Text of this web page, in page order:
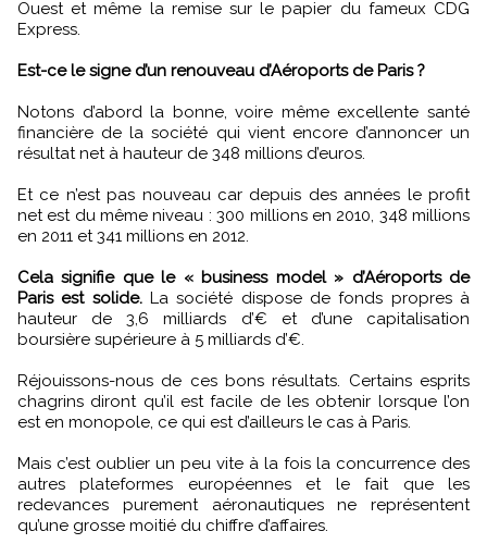
Ouest et même la remise sur le papier du fameux CDG
Express.
Est-ce le signe d’un renouveau d’Aéroports de Paris ?
Notons d’abord la bonne, voire même excellente santé
financière de la société qui vient encore d’annoncer un
résultat net à hauteur de 348 millions d’euros.
Et ce n’est pas nouveau car depuis des années le profit
net est du même niveau : 300 millions en 2010, 348 millions
en 2011 et 341 millions en 2012.
Cela signifie que le « business model » d’Aéroports de
Paris est solide.La société dispose de fonds propres à
hauteur de 3,6 milliards d’€ et d’une capitalisation
boursière supérieure à 5 milliards d’€.
Réjouissons-nous de ces bons résultats. Certains esprits
chagrins diront qu’il est facile de les obtenir lorsque l’on
est en monopole, ce qui est d’ailleurs le cas à Paris.
Mais c’est oublier un peu vite à la fois la concurrence des
autres plateformes européennes et le fait que les
redevances purement aéronautiques ne représentent
qu’une grosse moitié du chiffre d’affaires.